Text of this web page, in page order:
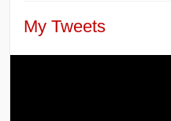
My Tweets